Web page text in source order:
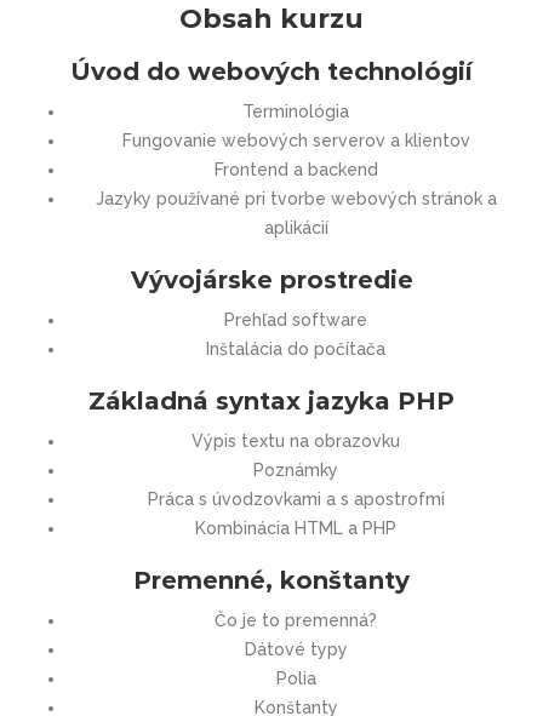
Obsah kurzu
Úvod do webových technológií
Terminológia
Fungovanie webových serverov a klientov
Frontend a backend
Jazyky používané pri tvorbe webových stránok a
aplikácií
Vývojárske prostredie
Prehľad software
Inštalácia do počítača
Základná syntax jazyka PHP
Výpis textu na obrazovku
Poznámky
Práca s úvodzovkami a s apostrofmi
Kombinácia HTML a PHP
Premenné, konštanty
Čo je to premenná?
Dátové typy
Polia
Konštanty